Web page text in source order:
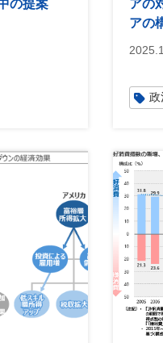
の提案
アの
アの
政